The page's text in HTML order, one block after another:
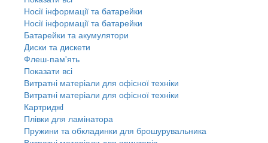
Носії інформації та батарейки
Носії інформації та батарейки
Батарейки та акумулятори
Диски та дискети
Флеш-пам'ять
Показати всі
Витратні матеріали для офісної техніки
Витратні матеріали для офісної техніки
Картриджi
Плівки для ламінатора
Пружини та обкладинки для брошурувальника